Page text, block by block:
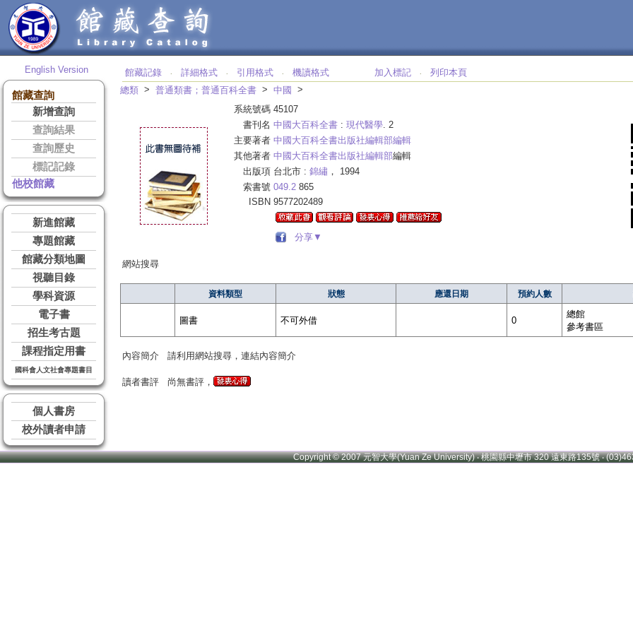
English Version
館藏查詢
新增查詢
查詢結果
查詢歷史
標記記錄
他校館藏
新進館藏
專題館藏
館藏分類地圖
視聽目錄
學科資源
電子書
招生考古題
課程指定用書
國科會人文社會專題書目
個人書房
校外讀者申請
館藏記錄 ‧ 詳細格式 ‧ 引用格式 ‧ 機讀格式 加入標記 ‧
列印本頁
總類 > 普通類書；普通百科全書 > 中國
>
系統號碼 45107
書刊名 中國大百科全書 : 現代醫學. 2
主要著者 中國大百科全書出版社編輯部編輯
其他著者 中國大百科全書出版社編輯部編輯
出版項 台北市 : 錦繡 ， 1994
索書號 049.2 865
ISBN 9577202489
分享▼
網站搜尋
資料類型 狀態 應還日期 預約人數
圖書 不可外借 0
總館
參考書區
內容簡介 請利用網站搜尋，連結內容簡介
讀者書評 尚無書評，
Copyright © 2007 元智大學(Yuan Ze University) ‧ 桃園縣中壢市 320 遠東路135號 ‧